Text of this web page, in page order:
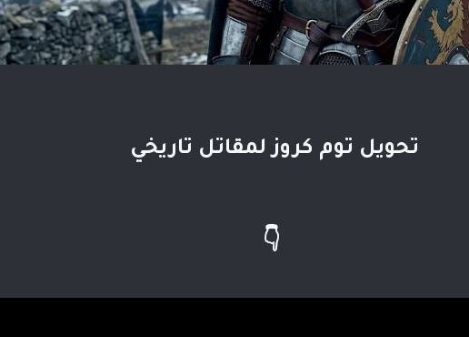
تحويل توم كروز لمقاتل تاريخي
👇